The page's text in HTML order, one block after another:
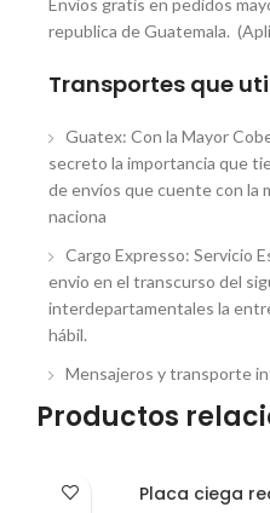
Envios gratis en pedidos
republica de Guatemala.
Transportes que
Guatex: Con la Mayor
secreto la importancia que
de envíos que cuente con la
naciona
Cargo Expresso: Servicio
envio en el transcurso del
interdepartamentales la
hábil.
Mensajeros y transporte
Productos
Placa ciega